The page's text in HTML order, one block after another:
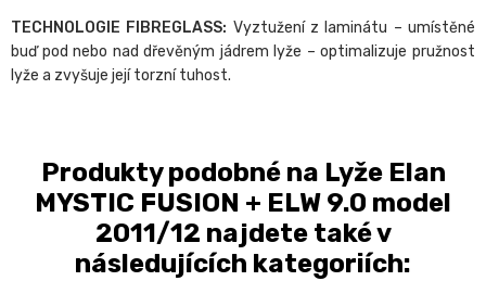
TECHNOLOGIE FIBREGLASS: Vyztužení z laminátu – umístěné
buď pod nebo nad dřevěným jádrem lyže – optimalizuje pružnost
lyže a zvyšuje její torzní tuhost.
Produkty podobné na Lyže Elan
MYSTIC FUSION + ELW 9.0 model
2011/12 najdete také v
následujících kategoriích: